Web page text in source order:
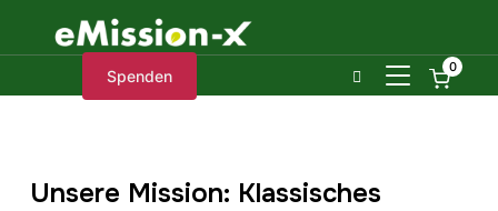
Spenden 0
Unsere Mission: Klassisches